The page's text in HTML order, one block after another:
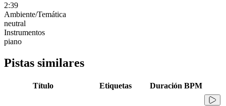
2:39
Ambiente/Temática
neutral
Instrumentos
piano
Pistas similares
Título Etiquetas Duración BPM